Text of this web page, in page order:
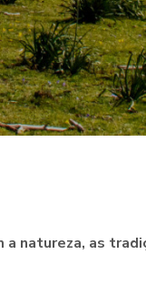
natureza, as